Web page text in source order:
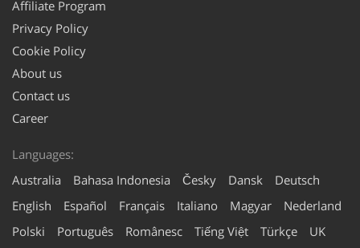
Affiliate Program
Privacy Policy
Cookie Policy
About us
Contact us
Career
Languages:
Australia
Bahasa Indonesia Česky Dansk
Deutsch
English
Español Français Italiano Magyar
Nederland
Polski
Português Românesc Tiếng Việt Türkçe UK